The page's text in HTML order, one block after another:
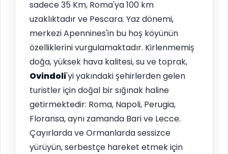
sadece 35 Km, Roma'ya 100 km
uzaklıktadır ve Pescara. Yaz dönemi,
merkezi Apennines'in bu hoş köyünün
özelliklerini vurgulamaktadır. Kirlenmemiş
doğa, yüksek hava kalitesi, su ve toprak,
Ovindoli'yi yakındaki şehirlerden gelen
turistler için doğal bir sığınak haline
getirmektedir: Roma, Napoli, Perugia,
Floransa, aynı zamanda Bari ve Lecce.
Çayırlarda ve Ormanlarda sessizce
yürüyün, serbestçe hareket etmek için